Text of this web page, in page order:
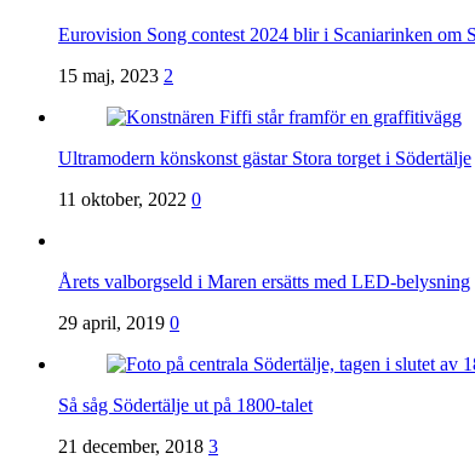
Eurovision Song contest 2024 blir i Scaniarinken om
15 maj, 2023 2
Ultramodern könskonst gästar Stora torget i Södertälje
11 oktober, 2022 0
Årets valborgseld i Maren ersätts med LED-belysning
29 april, 2019 0
Så såg Södertälje ut på 1800-talet
21 december, 2018 3